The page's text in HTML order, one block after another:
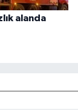
alanda